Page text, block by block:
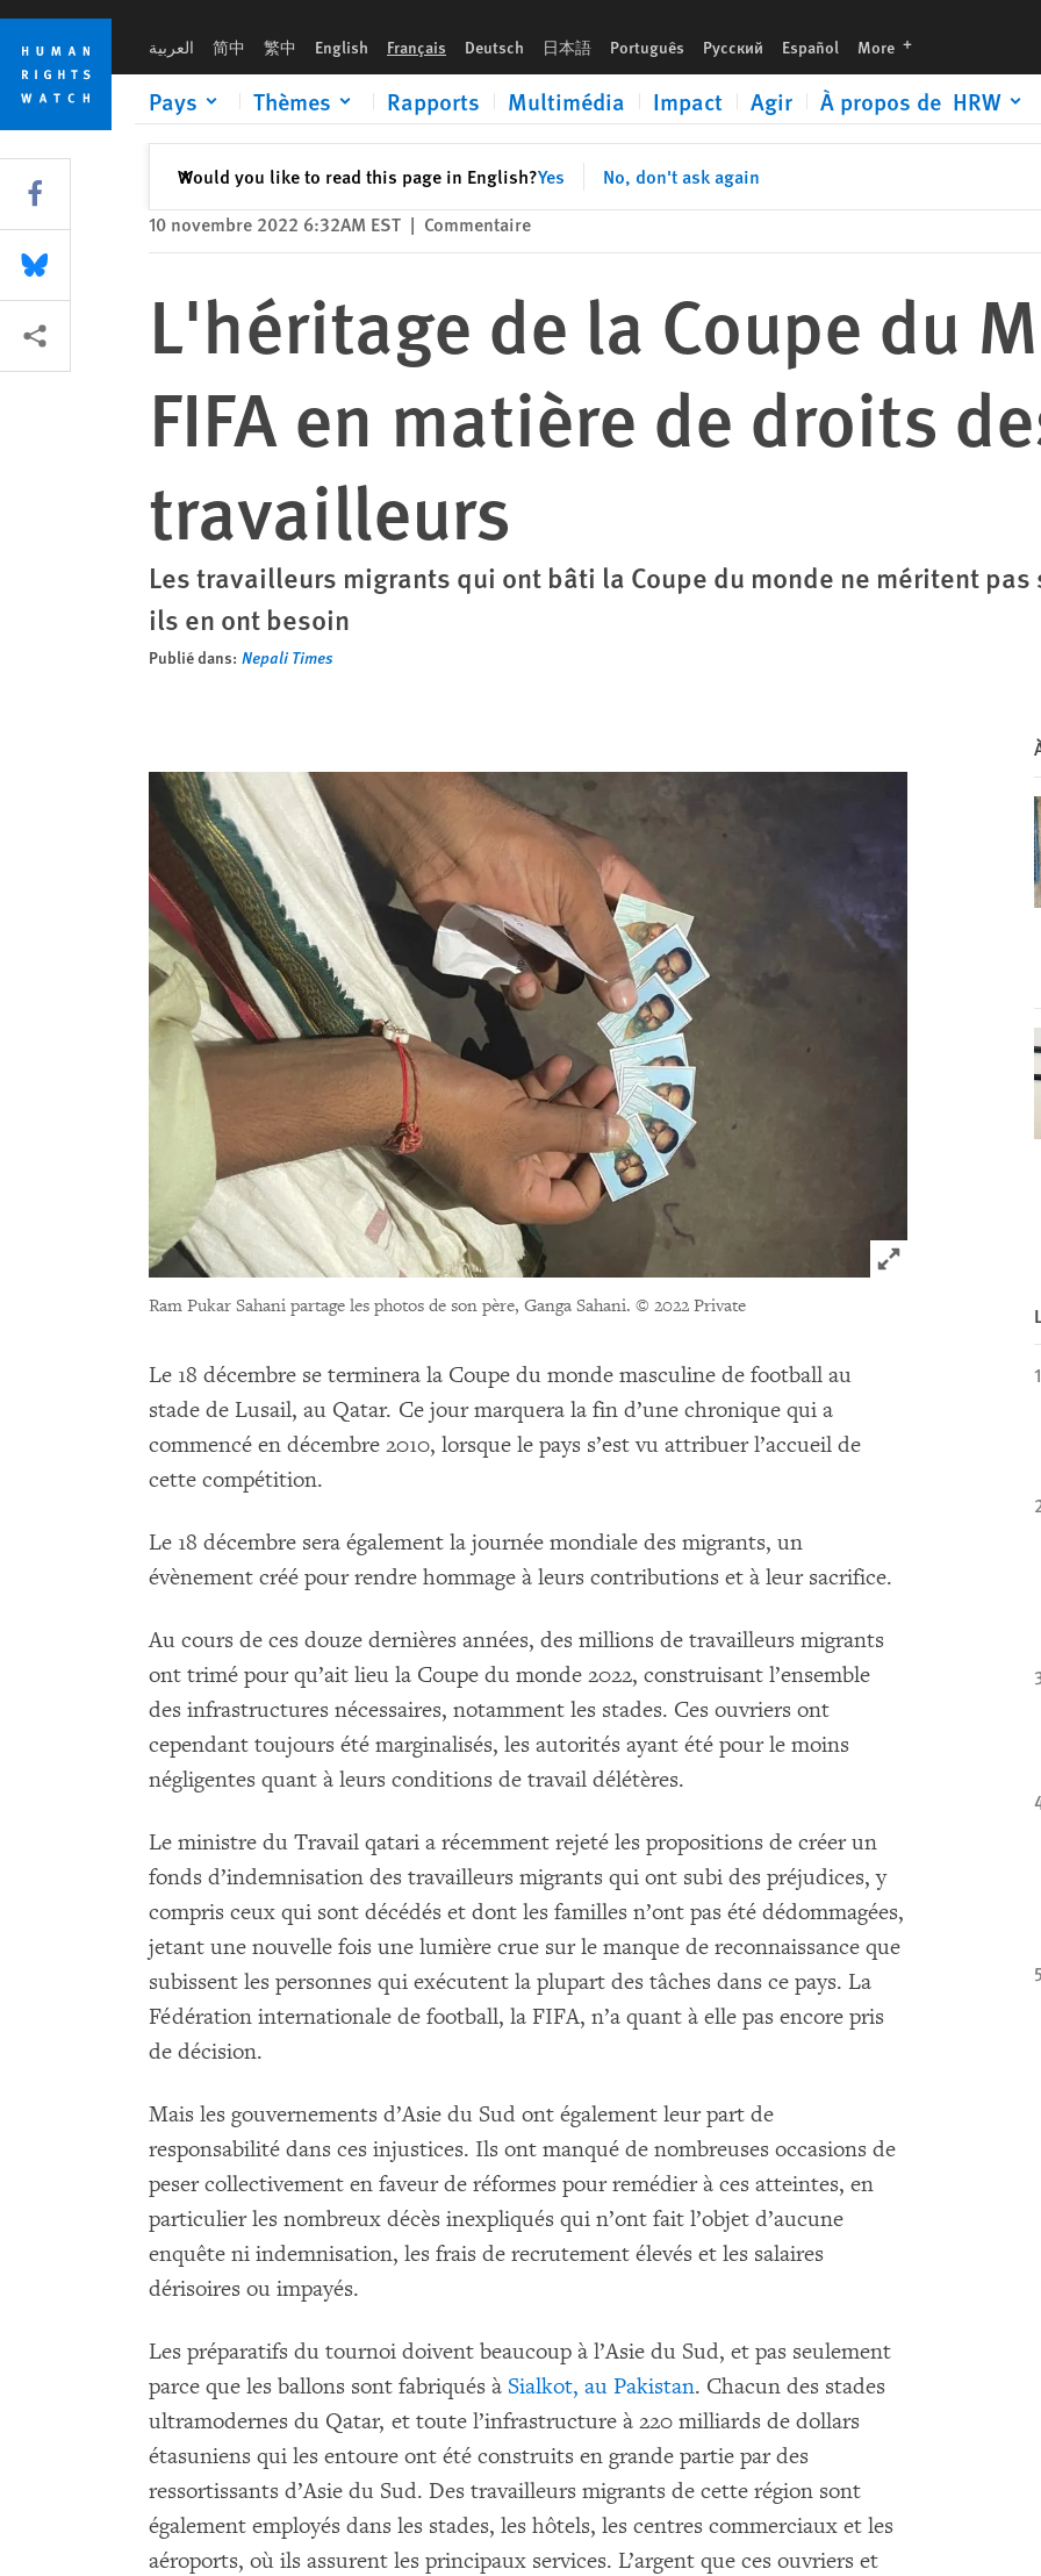
Skip
cookie
privacy
notice
Skip
main
content
العربية 简中 繁中 English Français Deutsch 日本語 Português Русский Español More languages
Pays Thèmes Rapports Multimédia Impact Agir À propos de HRW
Would you like to read this page in English?Yes No, don't ask again
✕Fermer
10 novembre 2022 6:32AM EST | Commentaire
L'héritage de la Coupe du
FIFA en matière de droits
travailleurs
Les travailleurs migrants qui ont bâti la Coupe du monde ne méritent
ils en ont besoin
Publié dans: Nepali Times
Click to expand
Ram Pukar Sahani partage les photos de son père, Ganga Sahani. © 2022 Private
Le 18 décembre se terminera la Coupe du monde masculine de football au
stade de Lusail, au Qatar. Ce jour marquera la fin d’une chronique qui a
commencé en décembre 2010, lorsque le pays s’est vu attribuer l’accueil de
cette compétition.
Le 18 décembre sera également la journée mondiale des migrants, un
évènement créé pour rendre hommage à leurs contributions et à leur sacrifice.
Au cours de ces douze dernières années, des millions de travailleurs migrants
ont trimé pour qu’ait lieu la Coupe du monde 2022, construisant l’ensemble
des infrastructures nécessaires, notamment les stades. Ces ouvriers ont
cependant toujours été marginalisés, les autorités ayant été pour le moins
négligentes quant à leurs conditions de travail délétères.
Le ministre du Travail qatari a récemment rejeté les propositions de créer un
fonds d’indemnisation des travailleurs migrants qui ont subi des préjudices, y
compris ceux qui sont décédés et dont les familles n’ont pas été dédommagées,
jetant une nouvelle fois une lumière crue sur le manque de reconnaissance que
subissent les personnes qui exécutent la plupart des tâches dans ce pays. La
Fédération internationale de football, la FIFA, n’a quant à elle pas encore pris
de décision.
Mais les gouvernements d’Asie du Sud ont également leur part de
responsabilité dans ces injustices. Ils ont manqué de nombreuses occasions de
peser collectivement en faveur de réformes pour remédier à ces atteintes, en
particulier les nombreux décès inexpliqués qui n’ont fait l’objet d’aucune
enquête ni indemnisation, les frais de recrutement élevés et les salaires
dérisoires ou impayés.
Les préparatifs du tournoi doivent beaucoup à l’Asie du Sud, et pas seulement
parce que les ballons sont fabriqués à Sialkot, au Pakistan. Chacun des stades
ultramodernes du Qatar, et toute l’infrastructure à 220 milliards de dollars
étasuniens qui les entoure ont été construits en grande partie par des
ressortissants d’Asie du Sud. Des travailleurs migrants de cette région sont
également employés dans les stades, les hôtels, les centres commerciaux et les
aéroports, où ils assurent les principaux services. L’argent que ces ouvriers et
Share this via Facebook
Share this via Bluesky
Share this via Partagez